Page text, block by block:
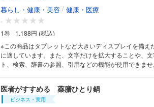
かきフライ、アクアパッツァ ★part２★太らないご飯もの 〈米〉 レタス
と卵のチャーハン、親子丼、牛丼、鶏肉の炊き込みご飯
ビンバ、天津飯、チキンカレー、パエリヤ 〈麺〉 ミー
ない常備菜＆副菜 ひじき、切り干し大根、わかめ、干
高野豆腐、きのこ、きゃべつ、卵、豆腐を使用したレ
［column］ 太らないご飯、太らないみそ汁、リセット
暮らし・健康・美容 / 健康・医療
-
1巻
1,188円 (税込)
※この商品はタブレットなど大きいディスプレイを備え
に適しています。また、文字だけを拡大することや、
ト、検索、辞書の参照、引用などの機能が使用できません。 高血圧
先生と、スープをはじめ体に良い料理を得意とする浜内
に、飽きずに食べられるみそ汁の効能とレシピを余すと
医者がすすめる 薬膳ひとり鍋
ビジネス・実用